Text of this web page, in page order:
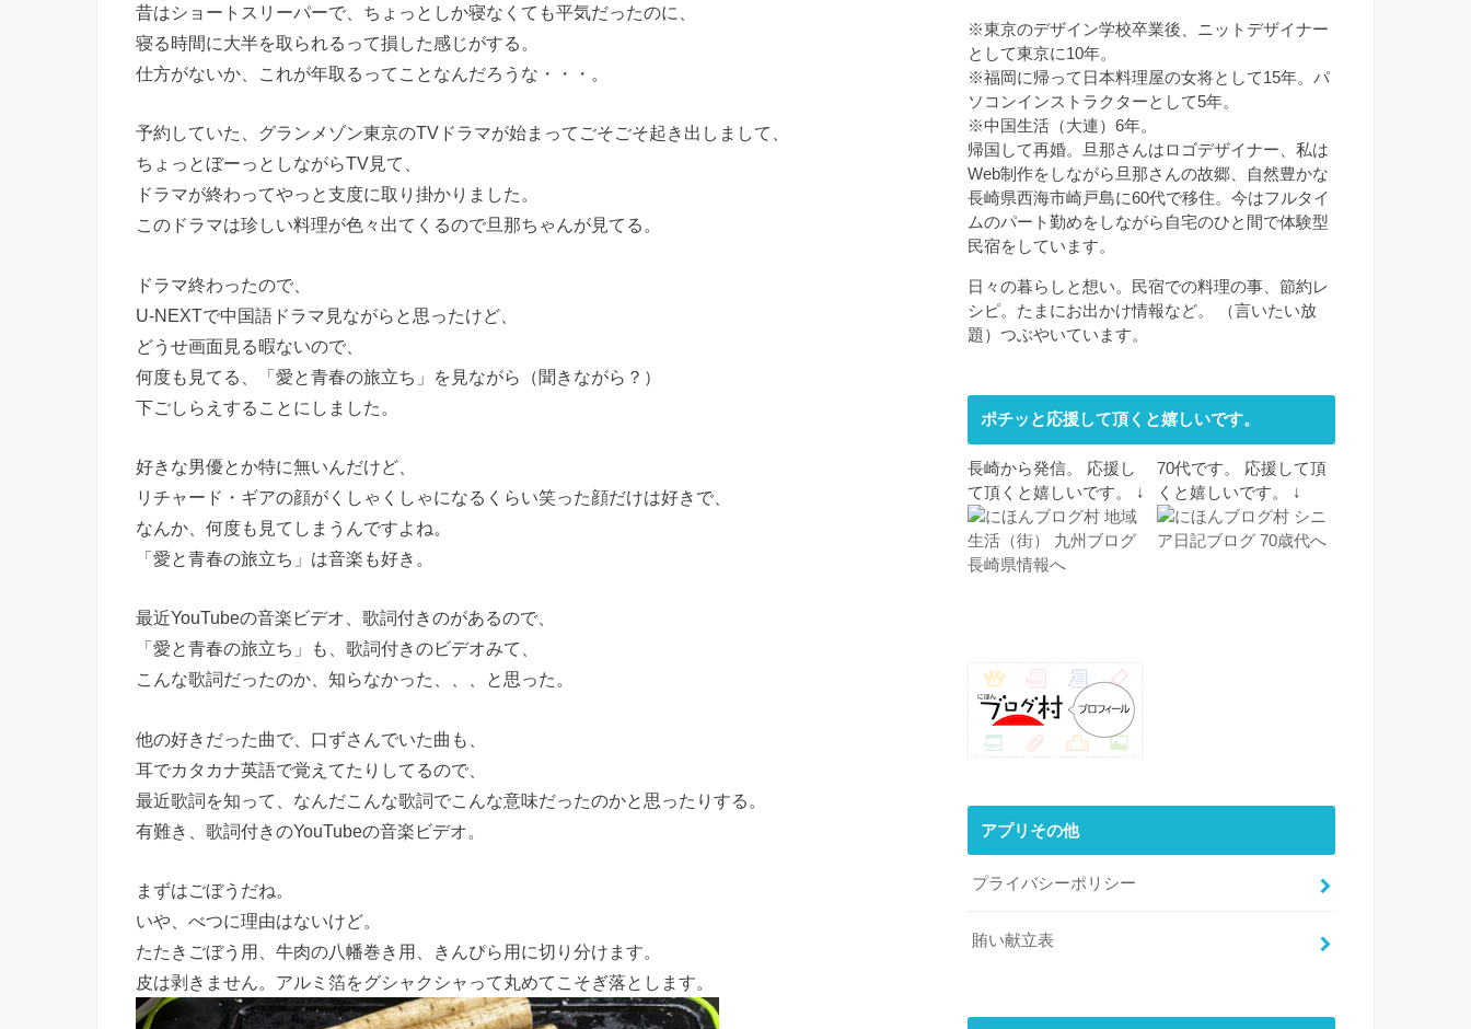
昔はショートスリーパーで、ちょっとしか寝なくても平気だったのに、
寝る時間に大半を取られるって損した感じがする。
仕方がないか、これが年取るってことなんだろうな・・・。
予約していた、グランメゾン東京のTVドラマが始まってごそごそ起き出しまして、
ちょっとぼーっとしながらTV見て、
ドラマが終わってやっと支度に取り掛かりました。
このドラマは珍しい料理が色々出てくるので旦那ちゃんが見てる。
ドラマ終わったので、
U-NEXTで中国語ドラマ見ながらと思ったけど、
どうせ画面見る暇ないので、
何度も見てる、「愛と青春の旅立ち」を見ながら（聞きながら？）
下ごしらえすることにしました。
好きな男優とか特に無いんだけど、
リチャード・ギアの顔がくしゃくしゃになるくらい笑った顔だけは好きで、
なんか、何度も見てしまうんですよね。
「愛と青春の旅立ち」は音楽も好き。
最近YouTubeの音楽ビデオ、歌詞付きのがあるので、
「愛と青春の旅立ち」も、歌詞付きのビデオみて、
こんな歌詞だったのか、知らなかった、、、と思った。
他の好きだった曲で、口ずさんでいた曲も、
耳でカタカナ英語で覚えてたりしてるので、
最近歌詞を知って、なんだこんな歌詞でこんな意味だったのかと思ったりする。
有難き、歌詞付きのYouTubeの音楽ビデオ。
まずはごぼうだね。
いや、べつに理由はないけど。
たたきごぼう用、牛肉の八幡巻き用、きんぴら用に切り分けます。
皮は剥きません。アルミ箔をグシャクシャって丸めてこそぎ落とします。
※東京のデザイン学校卒業後、ニットデザイナー
として東京に10年。
※福岡に帰って日本料理屋の女将として15年。パ
ソコンインストラクターとして5年。
※中国生活（大連）6年。
帰国して再婚。旦那さんはロゴデザイナー、私は
Web制作をしながら旦那さんの故郷、自然豊かな
長崎県西海市崎戸島に60代で移住。今はフルタイ
ムのパート勤めをしながら自宅のひと間で体験型
民宿をしています。
日々の暮らしと想い。民宿での料理の事、節約レ
シピ。たまにお出かけ情報など。 （言いたい放
題）つぶやいています。
ポチッと応援して頂くと嬉しいです。
長崎から発信。 応援し
て頂くと嬉しいです。 ↓
70代です。 応援して頂
くと嬉しいです。 ↓
アプリその他
プライバシーポリシー
賄い献立表